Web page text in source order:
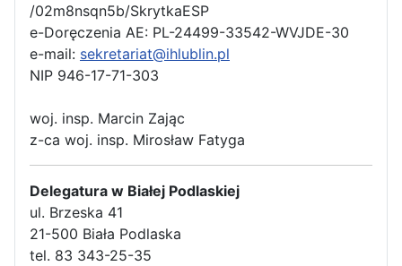
/02m8nsqn5b/SkrytkaESP
e-Doręczenia AE: PL-24499-33542-WVJDE-30
e-mail: sekretariat@ihlublin.pl
NIP 946-17-71-303
woj. insp. Marcin Zając
z-ca woj. insp. Mirosław Fatyga
Delegatura w Białej Podlaskiej
ul. Brzeska 41
21-500 Biała Podlaska
tel. 83 343-25-35